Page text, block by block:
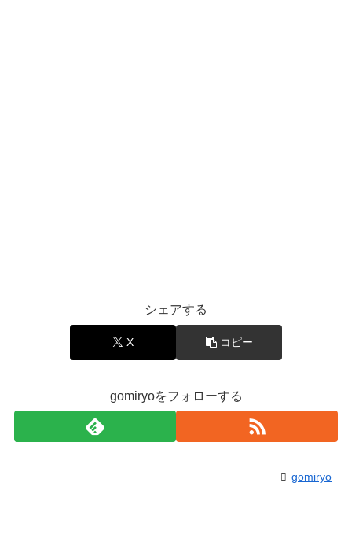
シェアする
X コピー
gomiryoをフォローする
gomiryo